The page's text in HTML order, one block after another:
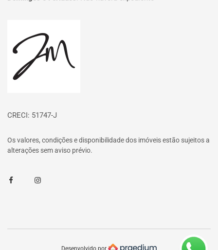
CRECI: 51747-J
Os valores, condições e disponibilidade dos imóveis estão sujeitos a
alterações sem aviso prévio.
FacebookInstagram
Desenvolvido por